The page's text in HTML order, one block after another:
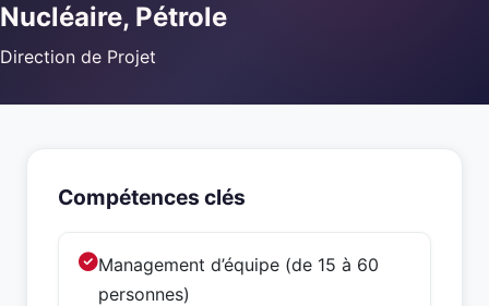
Nucléaire, Pétrole
Direction de Projet
Compétences clés
Management d’équipe (de 15 à 60
personnes)